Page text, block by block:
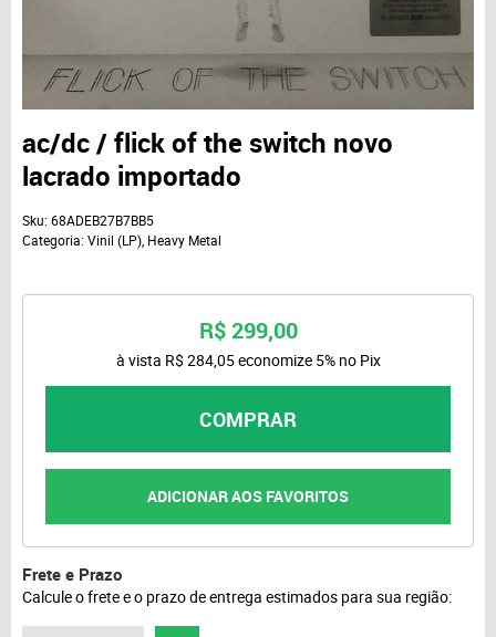
ac/dc / flick of the switch novo
lacrado importado
Sku: 68ADEB27B7BB5
Categoria: Vinil (LP), Heavy Metal
R$ 299,00
à vista R$ 284,05economize 5% no Pix
COMPRAR
ADICIONAR AOS FAVORITOS
Frete e Prazo
Calcule o frete e o prazo de entrega estimados para sua região: